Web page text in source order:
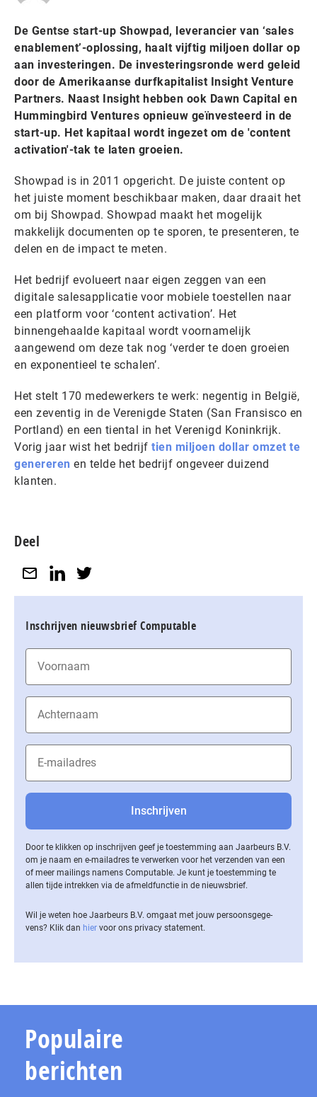
De Gentse start-up Showpad, leverancier van ‘sales
enablement’-oplossing, haalt vijftig miljoen dollar op
aan investeringen. De investeringsronde werd geleid
door de Amerikaanse durfkapitalist Insight Venture
Partners. Naast Insight hebben ook Dawn Capital en
Hummingbird Ventures opnieuw geïnvesteerd in de
start-up. Het kapitaal wordt ingezet om de 'content
activation'-tak te laten groeien.
Showpad is in 2011 opgericht. De juiste content op
het juiste moment beschikbaar maken, daar draait het
om bij Showpad. Showpad maakt het mogelijk
makkelijk documenten op te sporen, te presenteren, te
delen en de impact te meten.
Het bedrijf evolueert naar eigen zeggen van een
digitale salesapplicatie voor mobiele toestellen naar
een platform voor ‘content activation’. Het
binnengehaalde kapitaal wordt voornamelijk
aangewend om deze tak nog ‘verder te doen groeien
en exponentieel te schalen’.
Het stelt 170 medewerkers te werk: negentig in België,
een zeventig in de Verenigde Staten (San Fransisco en
Portland) en een tiental in het Verenigd Koninkrijk.
Vorig jaar wist het bedrijf tien miljoen dollar omzet te
genereren en telde het bedrijf ongeveer duizend
klanten.
Deel
Inschrijven nieuwsbrief Computable
Door te klikken op inschrijven geef je toestemming aan Jaarbeurs B.V.
om je naam en e-mailadres te verwerken voor het verzenden van een
of meer mailings namens Computable. Je kunt je toestemming te
allen tijde intrekken via de af­meld­func­tie in de nieuwsbrief.
Wil je weten hoe Jaarbeurs B.V. omgaat met jouw per­soons­ge­ge­
vens? Klik dan hier voor ons privacy statement.
Populaire
berichten